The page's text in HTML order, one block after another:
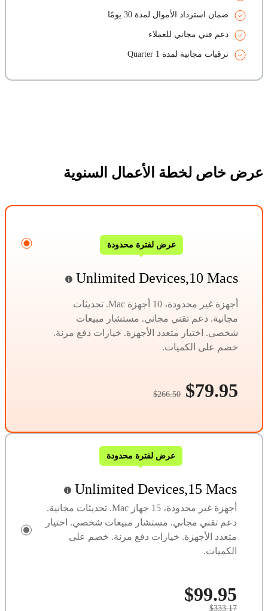
ضمان استرداد الأموال لمدة 30 يومًا
دعم فني مجاني للعملاء
ترقيات مجانية لمدة 1 Quarter
عرض خاص لخطة الأعمال السنوية
عرض لفترة محدودة
Unlimited Devices,10 Macs
أجهزة غير محدودة، 10 أجهزة Mac. تحديثات
مجانية. دعم تقني مجاني. مستشار مبيعات
شخصي. اختيار متعدد الأجهزة. خيارات دفع مرنة.
خصم على الكميات.
$79.95
$266.50
عرض لفترة محدودة
Unlimited Devices,15 Macs
أجهزة غير محدودة، 15 جهاز Mac. تحديثات مجانية.
دعم تقني مجاني. مستشار مبيعات شخصي. اختيار
متعدد الأجهزة. خيارات دفع مرنة. خصم على
الكميات.
$99.95
$333.17